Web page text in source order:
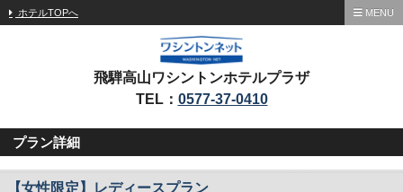
ホテルTOPへ MENU
飛騨高山ワシントンホテルプラザ
TEL： 0577-37-0410
プラン詳細
【女性限定】レディースプラン